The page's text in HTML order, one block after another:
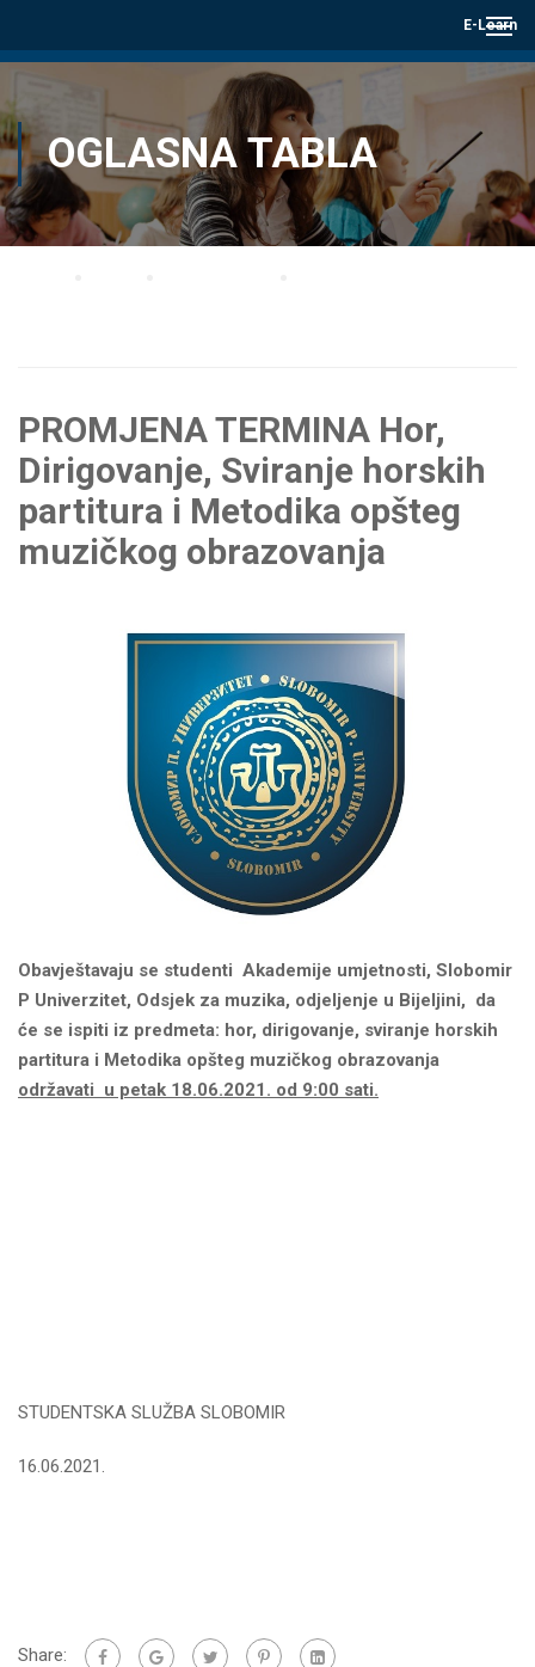
E-Learn
OGLASNA TABLA
PROMJENA TERMINA Hor,
Dirigovanje, Sviranje horskih
partitura i Metodika opšteg
muzičkog obrazovanja
Obavještavaju se studenti Akademije umjetnosti, Slobomir
P Univerzitet, Odsjek za muzika, odjeljenje u Bijeljini, da
će se ispiti iz predmeta: hor, dirigovanje, sviranje horskih
partitura i Metodika opšteg muzičkog obrazovanja
održavati u petak 18.06.2021. od 9:00 sati.
STUDENTSKA SLUŽBA SLOBOMIR
16.06.2021.
Share: